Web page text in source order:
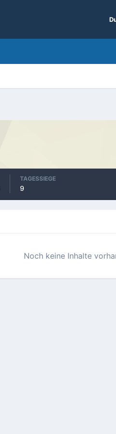
TAGESSIEGE
9
Noch keine Inhalte